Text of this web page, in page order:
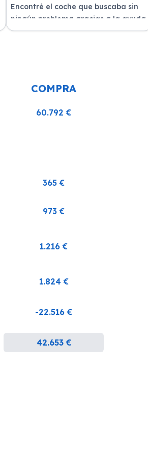
Encontré el coche que buscaba sin
ningún problema gracias a la ayuda
del equipo. La atención al cliente fue
COMPRA
60.792 €
365 €
973 €
1.216 €
1.824 €
-22.516 €
42.653 €